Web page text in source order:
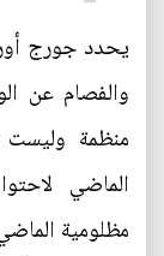
يحدد جورج
والفصام عن
منظمة وليست
الماضي
مظلومية